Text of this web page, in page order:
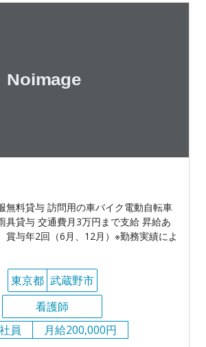
無料貸与 訪問用の車バイク電動自転車
具貸与 交通費月3万円まで支給 昇給あ
賞与年2回（6月、12月）※勤務実績によ
東京都 武蔵野市
看護師
員
月給200,000円